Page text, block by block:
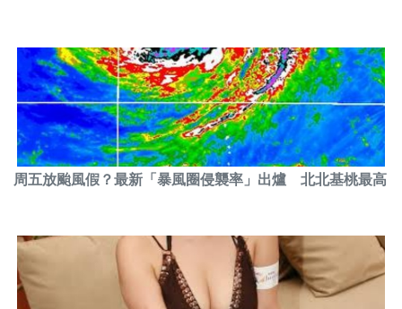
周五放颱風假？最新「暴風圈侵襲率」出爐 北北基桃最高